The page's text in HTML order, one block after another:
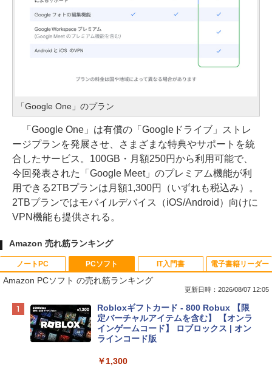
「Google One」のプラン
「Google One」は有償の「Googleドライブ」ストレ
ージプランを発展させ、さまざまな特典やサポートを統
合したサービス。100GB・月額250円から利用可能で、
今回発表された「Google Meet」のプレミアム機能が利
用できる2TBプランは月額1,300円（いずれも税込み）。
2TBプランではモバイルデバイス（iOS/Android）向けに
VPN機能も提供される。
Amazon 売れ筋ランキング
ノートPC
Apple 2026 MacBook Neo A18 Proチッ
プ搭載13インチノートブック：AIとAppl
e Intelligence、Liquid Retinaディスプ
レイ、8GBメモリ、512GB SSD、1080p
ィゴ + 3年延長 AppleCare+ for 13インチ
PCソフト
Amazon PCソフト の売れ筋ランキング
更新日時：2026/08/07 12:05
Robloxギフトカード - 800 Robux 【限
定バーチャルアイテムを含む】 【オンラ
インゲームコード】 ロブロックス | オン
ラインコード版
￥1,300
IT入門書 電子書籍リーダー